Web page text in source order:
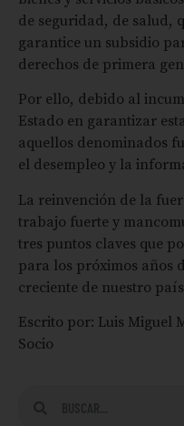
de seguridad, de salud,
garantice un subsidio
derechos de primera
Por ello, debido al
Estado en garantizar
aquellos denominados
el desempleo y la
La reinvención de la
trabajo fuerte y
tres puntos claves que
para los próximos años
creciente de nuestro
Escrito por: Luis Miguel
Socio